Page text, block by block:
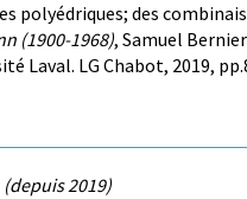
polyédriques; des
(1900-1968), Samuel
Laval. LG Chabot, 2019,
(depuis 2019)